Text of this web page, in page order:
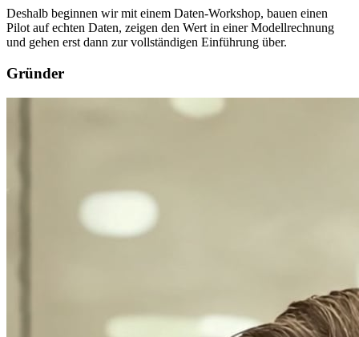
Deshalb beginnen wir mit einem Daten-Workshop, bauen einen
Pilot auf echten Daten, zeigen den Wert in einer Modellrechnung
und gehen erst dann zur vollständigen Einführung über.
Gründer